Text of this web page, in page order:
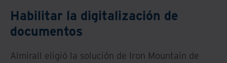
Habilitar la digitalización de
documentos
Almirall eligió la solución de Iron Mountain de